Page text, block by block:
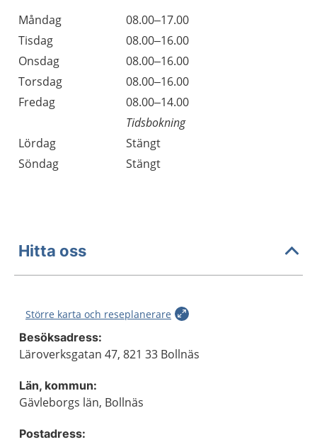
Dag
Öppettider
Kommentarer
Måndag
08.00–17.00
Tisdag
08.00–16.00
Onsdag
08.00–16.00
Torsdag
08.00–16.00
Fredag
08.00–14.00
Tidsbokning
Lördag
Stängt
Söndag
Stängt
Hitta oss
Större karta och reseplanerare
Besöksadress:
Läroverksgatan 47, 821 33 Bollnäs
Län, kommun:
Gävleborgs län, Bollnäs
Postadress: